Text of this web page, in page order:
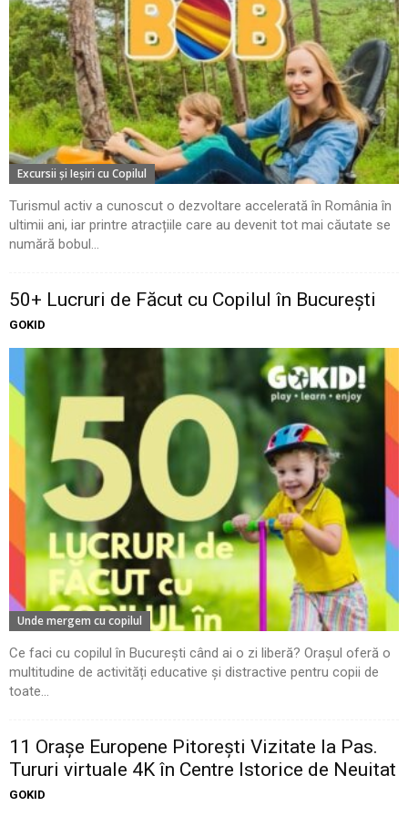
Excursii şi Ieşiri cu Copilul
Turismul activ a cunoscut o dezvoltare accelerată în România în
ultimii ani, iar printre atracțiile care au devenit tot mai căutate se
numără bobul...
50+ Lucruri de Făcut cu Copilul în București
GOKID
Unde mergem cu copilul
Ce faci cu copilul în București când ai o zi liberă? Orașul oferă o
multitudine de activități educative și distractive pentru copii de
toate...
11 Oraşe Europene Pitoreşti Vizitate la Pas.
Tururi virtuale 4K în Centre Istorice de Neuitat
GOKID